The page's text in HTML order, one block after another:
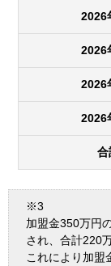
2026
2026
2026
2026
合
※3
加盟金350万円
され、合計220
これにより加盟